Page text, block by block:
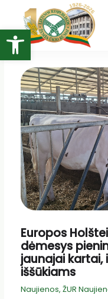
Open toolbar
turinio
Europos
dėmesys
jaunajai
iššūkiams
Naujienos, ŽUR